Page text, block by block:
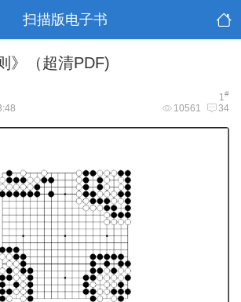
扫描版电子书
》（超清PDF)
1#
10561 34